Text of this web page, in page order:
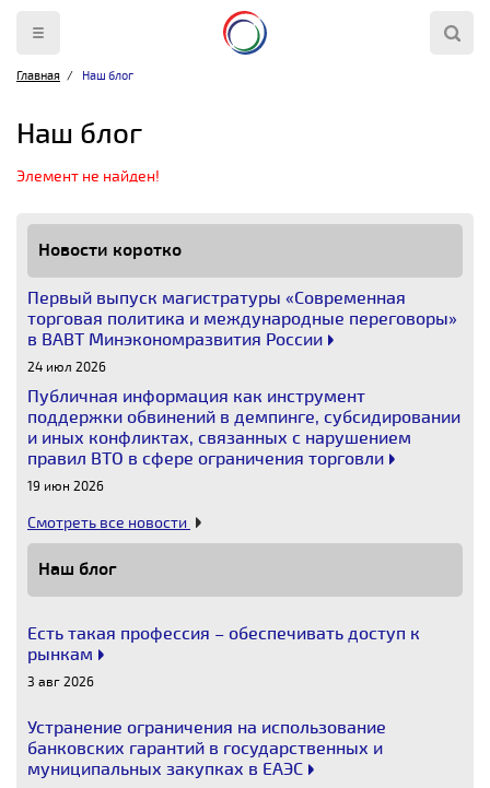
Главная Наш блог
Наш блог
Элемент не найден!
Новости коротко
Первый выпуск магистратуры «Современная
торговая политика и международные переговоры»
в ВАВТ Минэкономразвития России
24 июл 2026
Публичная информация как инструмент
поддержки обвинений в демпинге, субсидировании
и иных конфликтах, связанных с нарушением
правил ВТО в сфере ограничения торговли
19 июн 2026
Смотреть все новости
Наш блог
Есть такая профессия – обеспечивать доступ к
рынкам
3 авг 2026
Устранение ограничения на использование
банковских гарантий в государственных и
муниципальных закупках в ЕАЭС